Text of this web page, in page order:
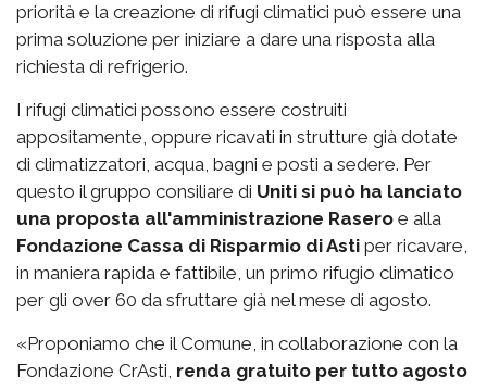
priorità e la creazione di rifugi climatici può essere una
prima soluzione per iniziare a dare una risposta alla
richiesta di refrigerio.
I rifugi climatici possono essere costruiti
appositamente, oppure ricavati in strutture già dotate
di climatizzatori, acqua, bagni e posti a sedere. Per
questo il gruppo consiliare di Uniti si può ha lanciato
una proposta all'amministrazione Rasero e alla
Fondazione Cassa di Risparmio di Asti per ricavare,
in maniera rapida e fattibile, un primo rifugio climatico
per gli over 60 da sfruttare già nel mese di agosto.
«Proponiamo che il Comune, in collaborazione con la
Fondazione CrAsti, renda gratuito per tutto agosto